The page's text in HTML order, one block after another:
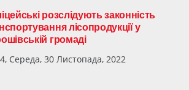
розслідують законність
лісопродукції у
громаді
Середа, 30 Листопада, 2022